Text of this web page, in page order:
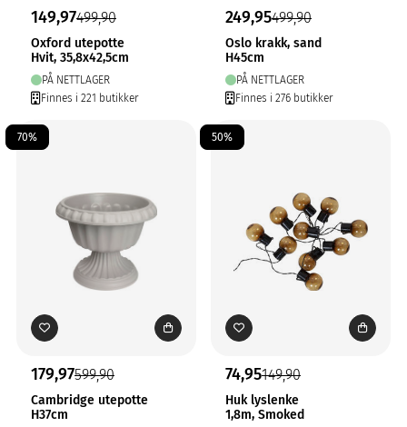
149,97499,90
Oxford utepotte
Hvit, 35,8x42,5cm
PÅ NETTLAGER
Finnes i 221 butikker
249,95499,90
Oslo krakk, sand
H45cm
PÅ NETTLAGER
Finnes i 276 butikker
70%
179,97599,90
Cambridge utepotte
H37cm
50%
74,95149,90
Huk lyslenke
1,8m, Smoked